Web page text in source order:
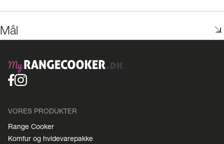
Mål
VORES PRODUKTER
Range Cooker
Komfur og hvidevarepakke